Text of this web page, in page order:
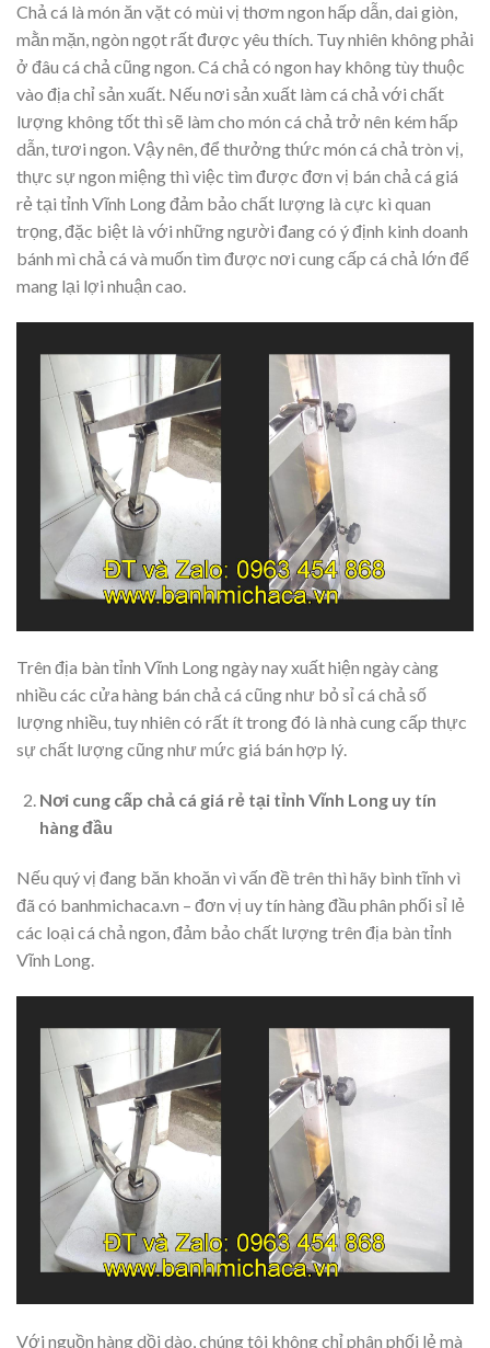
Chả cá là món ăn vặt có mùi vị thơm ngon hấp dẫn, dai giòn,
mằn mặn, ngòn ngọt rất được yêu thích. Tuy nhiên không phải
ở đâu cá chả cũng ngon. Cá chả có ngon hay không tùy thuộc
vào địa chỉ sản xuất. Nếu nơi sản xuất làm cá chả với chất
lượng không tốt thì sẽ làm cho món cá chả trở nên kém hấp
dẫn, tươi ngon. Vậy nên, để thưởng thức món cá chả tròn vị,
thực sự ngon miệng thì việc tìm được đơn vị bán chả cá giá
rẻ tại tỉnh Vĩnh Long đảm bảo chất lượng là cực kì quan
trọng, đặc biệt là với những người đang có ý định kinh doanh
bánh mì chả cá và muốn tìm được nơi cung cấp cá chả lớn để
mang lại lợi nhuận cao.
Trên địa bàn tỉnh Vĩnh Long ngày nay xuất hiện ngày càng
nhiều các cửa hàng bán chả cá cũng như bỏ sỉ cá chả số
lượng nhiều, tuy nhiên có rất ít trong đó là nhà cung cấp thực
sự chất lượng cũng như mức giá bán hợp lý.
Nơi cung cấp chả cá giá rẻ tại tỉnh Vĩnh Long uy tín
hàng đầu
Nếu quý vị đang băn khoăn vì vấn đề trên thì hãy bình tĩnh vì
đã có banhmichaca.vn – đơn vị uy tín hàng đầu phân phối sỉ lẻ
các loại cá chả ngon, đảm bảo chất lượng trên địa bàn tỉnh
Vĩnh Long.
Với nguồn hàng dồi dào, chúng tôi không chỉ phân phối lẻ mà